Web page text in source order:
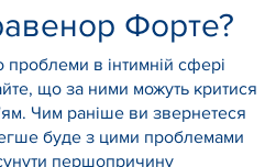
Форте?
в інтимній сфері
що за ними можуть критися
Чим раніше ви звернетеся
буде з цими проблемами
першопричину